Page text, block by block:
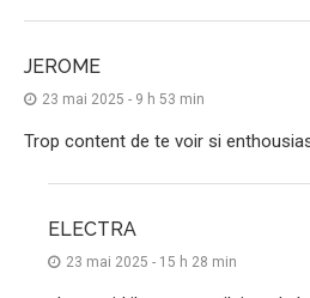
JEROME
23 mai 2025 - 9 h 53 min
Trop content de te voir si
ELECTRA
23 mai 2025 - 15 h 28 min